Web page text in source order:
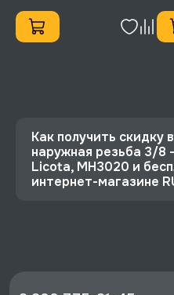
Как получить скидку
наружная резьба 3/8
Licota, MH3020 и
интернет-магазине
руб.